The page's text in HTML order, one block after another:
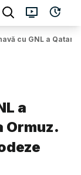
cu GNL a
a
Ormuz.